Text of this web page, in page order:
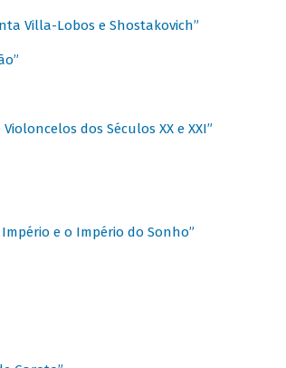
Villa-Lobos e Shostakovich”
dos Séculos XX e XXI”
e o Império do Sonho”